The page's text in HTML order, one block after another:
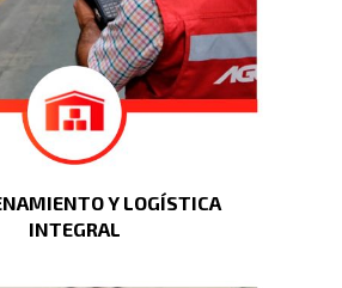
Y LOGÍSTICA
INTEGRAL